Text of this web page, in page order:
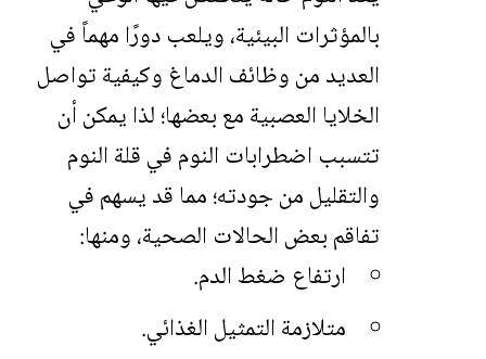
بالمؤثرات البيئية، ويلعب دورًا مهماً في
العديد من وظائف الدماغ وكيفية تواصل
الخلايا العصبية مع بعضها؛ لذا يمكن أن
تتسبب اضطرابات النوم في قلة النوم
والتقليل من جودته؛ مما قد يسهم في
تفاقم بعض الحالات الصحية، ومنها:
ارتفاع ضغط الدم.
متلازمة التمثيل الغذائي.